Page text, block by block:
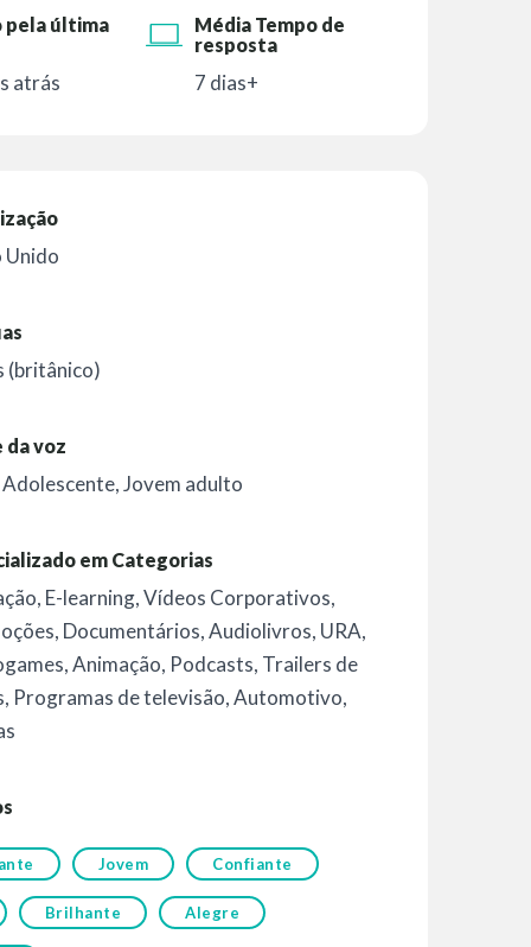
pela última
atrás
Média Tempo de
resposta
7 dias+
Unido
(britânico)
da voz
Adolescente,Jovem adulto
em Categorias
, E-learning,Vídeos Corporativos,
, Documentários,Audiolivros, URA,
,Animação, Podcasts, Trailers de
, Programas de televisão,Automotivo,
Jovem Confiante
Brilhante Alegre